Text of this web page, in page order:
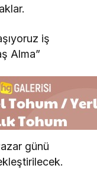
iş
Alma”
günü